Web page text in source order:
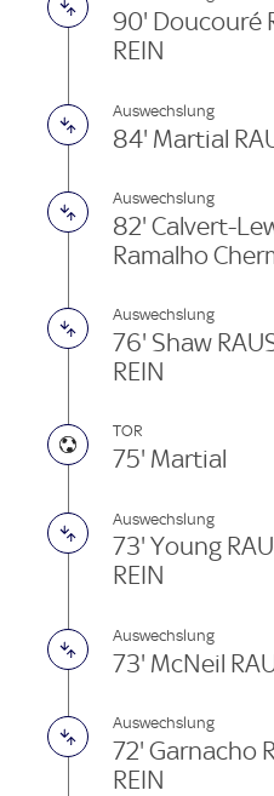
90' Doucouré
REIN
Auswechslung
84' Martial
Auswechslung
82' Calvert-
Ramalho
Auswechslung
76' Shaw
REIN
TOR
75' Martial
Auswechslung
73' Young
REIN
Auswechslung
73' McNeil
Auswechslung
72' Garnacho
REIN